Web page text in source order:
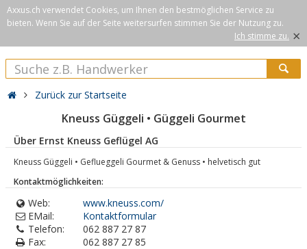
Axxus.ch verwendet Cookies, um Ihnen den bestmöglichen Service zu
bieten. Wenn Sie auf der Seite weitersurfen stimmen Sie der Nutzung zu.
Ich stimme zu. ×
Zurück zur Startseite
Kneuss Güggeli • Güggeli Gourmet
Über Ernst Kneuss Geflügel AG
Kneuss Güggeli • Geflueggeli Gourmet & Genuss • helvetisch gut
Kontaktmöglichkeiten:
Web:
www.kneuss.com/
EMail:
Kontaktformular
Telefon:
062 887 27 87
Fax:
062 887 27 85